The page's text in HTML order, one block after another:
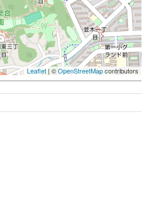
Leaflet | ©OpenStreetMapcontributors